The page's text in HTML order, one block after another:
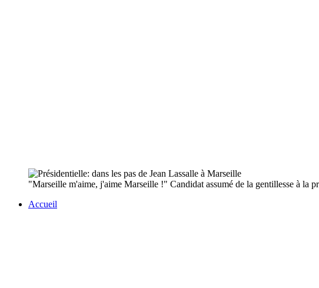
"Marseille m'aime, j'aime Marseille !" Candidat assumé de la gentillesse à la
Accueil